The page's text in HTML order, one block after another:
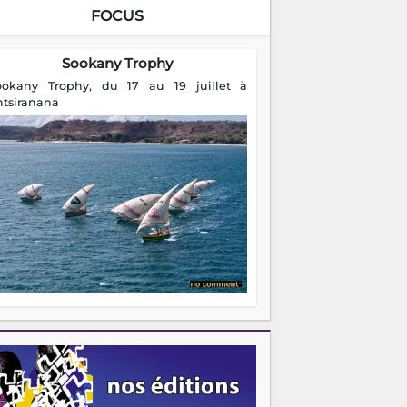
FOCUS
Sookany Trophy
Trophy, du 17 au 19 juillet à